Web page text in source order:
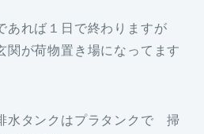
あれば１日で終わりますが
関が荷物置き場になってます
水タンクはプラタンクで 掃